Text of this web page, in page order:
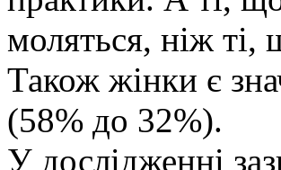
моляться, ніж
Також жінки є
(58% до 32%).
У дослідженні